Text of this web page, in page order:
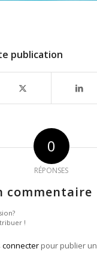
publication
0
RÉPONSES
commentaire
!
connecterpour publier un